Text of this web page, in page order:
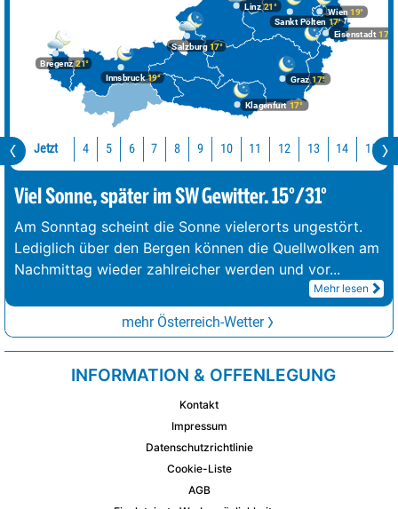
Bregenz21°
Graz17°
Innsbruck19°
Klagenfurt 17°
Linz21°
Salzburg17°
Wien 19°
Eisenstadt 17°
Sankt Pölten 17°
Jetzt 4 5 6 7 8 9 10 11 12 13 14 15
Viel Sonne, später im SW Gewitter. 15°/31°
Am Sonntag scheint die Sonne vielerorts ungestört.
Lediglich über den Bergen können die Quellwolken am
Nachmittag wieder zahlreicher werden und vor...
Mehr lesen
mehr Österreich-Wetter
INFORMATION & OFFENLEGUNG
Kontakt
Impressum
Datenschutzrichtlinie
Cookie-Liste
AGB